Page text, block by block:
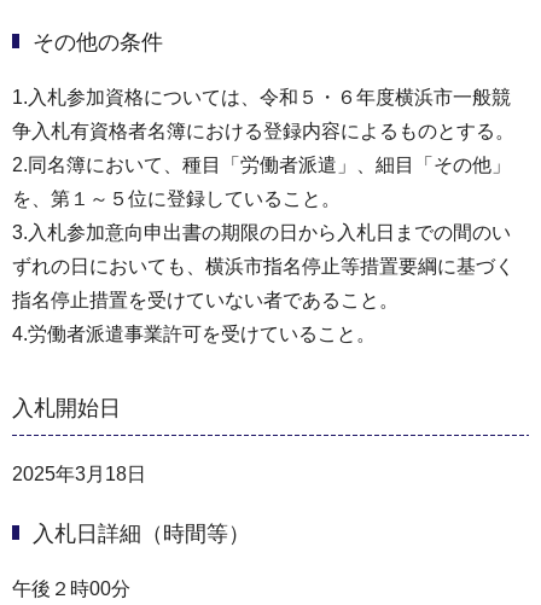
その他の条件
1.入札参加資格については、令和５・６年度横浜市一般競
争入札有資格者名簿における登録内容によるものとする。
2.同名簿において、種目「労働者派遣」、細目「その他」
を、第１～５位に登録していること。
3.入札参加意向申出書の期限の日から入札日までの間のい
ずれの日においても、横浜市指名停止等措置要綱に基づく
指名停止措置を受けていない者であること。
4.労働者派遣事業許可を受けていること。
入札開始日
2025年3月18日
入札日詳細（時間等）
午後２時00分